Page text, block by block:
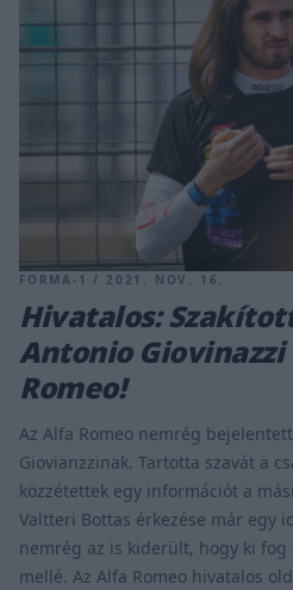
FORMA-1 / 2021. NOV. 16.
Hivatalos:
Antonio Giovinazzi
Romeo!
Az Alfa Romeo nemrég
Giovianzzinak. Tartotta szavát a
közzétettek egy információt a
Valtteri Bottas érkezése már egy
nemrég az is kiderült, hogy ki fog
mellé. Az Alfa Romeo hivatalos